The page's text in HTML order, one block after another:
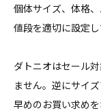
個体サイズ、体格
値段を適切に設定し
ダトニオはセール
ません。逆にサイ
早めのお買い求め